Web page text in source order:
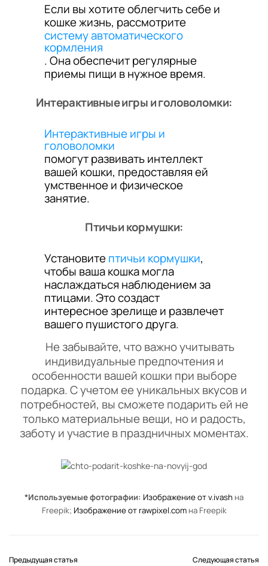
Если вы хотите облегчить себе и
кошке жизнь, рассмотрите
систему автоматического
кормления
. Она обеспечит регулярные
приемы пищи в нужное время.
Интерактивные игры и головоломки:
Интерактивные игры и
головоломки
помогут развивать интеллект
вашей кошки, предоставляя ей
умственное и физическое
занятие.
Птичьи кормушки:
Установитептичьи кормушки,
чтобы ваша кошка могла
наслаждаться наблюдением за
птицами. Это создаст
интересное зрелище и развлечет
вашего пушистого друга.
Не забывайте, что важно учитывать
индивидуальные предпочтения и
особенности вашей кошки при выборе
подарка. С учетом ее уникальных вкусов и
потребностей, вы сможете подарить ей не
только материальные вещи, но и радость,
заботу и участие в праздничных моментах.
*Используемые фотографии: Изображение от v.ivash на
Freepik; Изображение от rawpixel.comна Freepik
Предыдущая статья Следующая статья